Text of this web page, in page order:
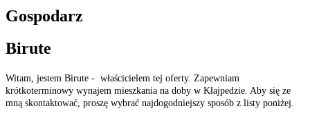
Gospodarz
Birute
Witam, jestem Birute - właścicielem tej oferty. Zapewniam
krótkoterminowy wynajem mieszkania na doby w Kłajpedzie. Aby się ze
mną skontaktować, proszę wybrać najdogodniejszy sposób z listy poniżej.